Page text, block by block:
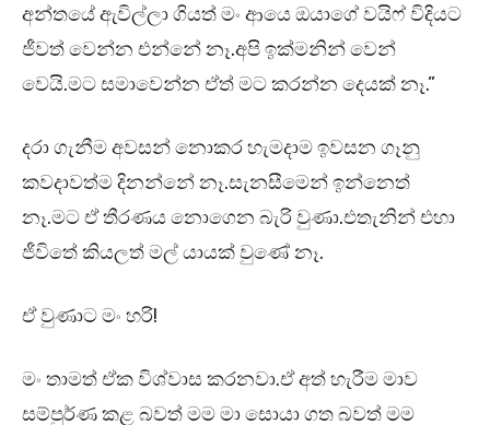
අන්තයේ ඇවිල්ලා ගියත් මං ආයෙ ඔයාගේ වයිෆ් විදියට
ජීවත් වෙන්න එන්නේ නෑ.අපි ඉක්මනින් වෙන්
වෙයි.මට සමාවෙන්න ඒත් මට කරන්න දෙයක් නෑ.”
දරා ගැනීම අවසන් නොකර හැමදාම ඉවසන ගෑනු
කවදාවත්ම දිනන්නේ නෑ.සැනසීමෙන් ඉන්නෙත්
නෑ.මට ඒ තීරණය නොගෙන බැරි වුණා.එතැනින් එහා
ජීවිතේ කියලත් මල් යායක් වුණේ නෑ.
ඒ වුණාට මං හරි!
මං තාමත් ඒක විශ්වාස කරනවා.ඒ අත් හැරීම මාව
සම්පුර්ණ කළ බවත් මම මා සොයා ගත බවත් මම